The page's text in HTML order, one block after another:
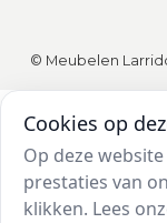
© Meubelen
Cookies op
Op deze
prestaties van
klikken. Lees